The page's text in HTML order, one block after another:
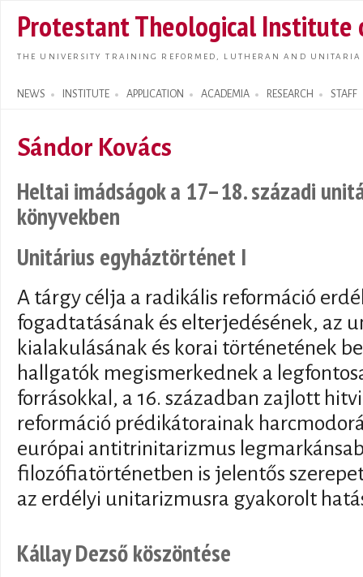
main
Protestant Theological Institute
THE UNIVERSITY TRAINING REFORMED, LUTHERAN AND
NEWS INSTITUTE APPLICATION ACADEMIA RESEARCH STAFF
Search form
Sándor Kovács
Heltai imádságok a 17–18. századi
könyvekben
Unitárius egyháztörténet I
A tárgy célja a radikális reformáció
fogadtatásának és elterjedésének, az
kialakulásának és korai történetének
hallgatók megismerkednek a
forrásokkal, a 16. században zajlott
reformáció prédikátorainak
európai antitrinitarizmus
filozófiatörténetben is jelentős
az erdélyi unitarizmusra gyakorolt
Kállay Dezső köszöntése